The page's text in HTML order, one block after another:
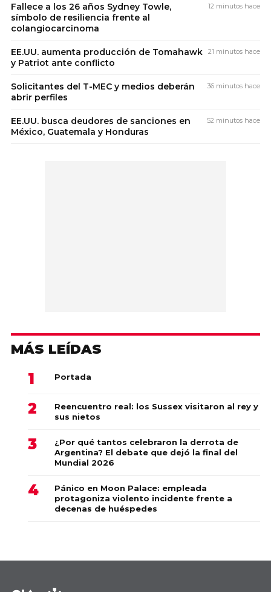
Fallece a los 26 años Sydney Towle,
símbolo de resiliencia frente al
colangiocarcinoma
12 minutos hace
EE.UU. aumenta producción de Tomahawk
y Patriot ante conflicto
21 minutos hace
Solicitantes del T-MEC y medios deberán
abrir perfiles
36 minutos hace
EE.UU. busca deudores de sanciones en
México, Guatemala y Honduras
52 minutos hace
MÁS LEÍDAS
Portada
Reencuentro real: los Sussex visitaron al rey y
sus nietos
¿Por qué tantos celebraron la derrota de
Argentina? El debate que dejó la final del
Mundial 2026
Pánico en Moon Palace: empleada
protagoniza violento incidente frente a
decenas de huéspedes